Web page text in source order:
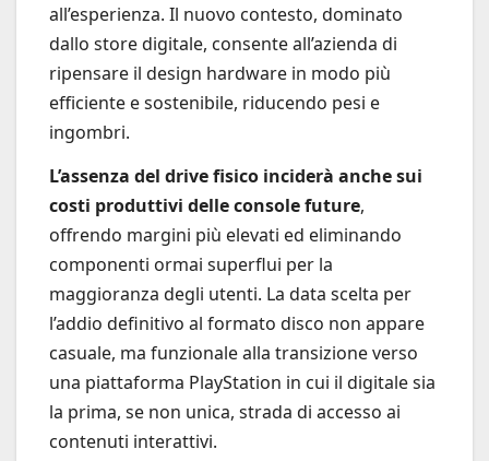
all’esperienza. Il nuovo contesto, dominato
dallo store digitale, consente all’azienda di
ripensare il design hardware in modo più
efficiente e sostenibile, riducendo pesi e
ingombri.
L’assenza del drive fisico inciderà anche sui
costi produttivi delle console future,
offrendo margini più elevati ed eliminando
componenti ormai superflui per la
maggioranza degli utenti. La data scelta per
l’addio definitivo al formato disco non appare
casuale, ma funzionale alla transizione verso
una piattaforma PlayStation in cui il digitale sia
la prima, se non unica, strada di accesso ai
contenuti interattivi.